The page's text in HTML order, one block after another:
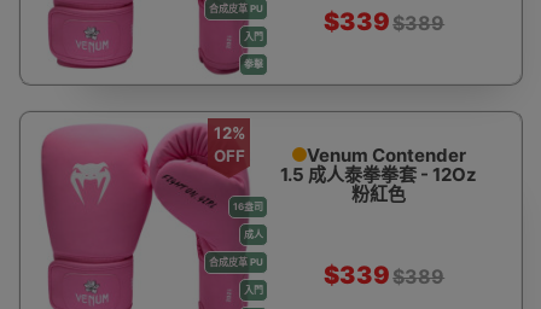
合成皮革 PU
入門
拳擊
$339$389
16盎司
成人
合成皮革 PU
入門
12%
OFF
Venum Contender
1.5 成人泰拳拳套 - 12Oz
粉紅色
$339$389